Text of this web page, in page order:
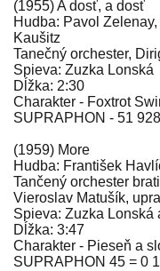
(1955) A dosť, a dosť
Hudba: Pavol
Kaušitz
Tanečný orchester,
Spieva: Zuzka Lonská
Dĺžka: 2:30
Charakter - Foxtrot
SUPRAPHON - 51
(1959) More
Hudba: František
Tančený orchester
Vieroslav Matušík,
Spieva: Zuzka Lonská
Dĺžka: 3:47
Charakter - Pieseň a
SUPRAPHON 45 = 0